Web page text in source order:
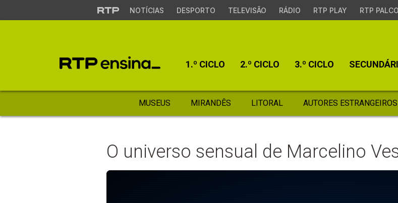
NOTÍCIAS DESPORTO TELEVISÃO RÁDIO RTP PLAY RTP PALCO
1.º CICLO 2.º CICLO 3.º CICLO
MUSEUS MIRANDÊS LITORAL AUTORES ESTRANGEIROS
O universo sensual de Marcelino